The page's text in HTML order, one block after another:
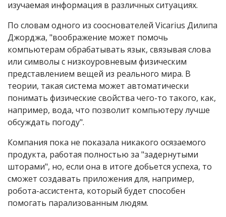
изучаемая информация в различных ситуациях.
По словам одного из сооснователей Vicarius Дилипа
Джорджа, "воображение может помочь
компьютерам обрабатывать язык, связывая слова
или символы с низкоуровневым физическим
представлением вещей из реального мира. В
теории, такая система может автоматически
понимать физические свойства чего-то такого, как,
например, вода, что позволит компьютеру лучше
обсуждать погоду".
Компания пока не показала никакого осязаемого
продукта, работая полностью за "задернутыми
шторами", но, если она в итоге добьется успеха, то
сможет создавать приложения для, например,
робота-ассистента, который будет способен
помогать парализованным людям.